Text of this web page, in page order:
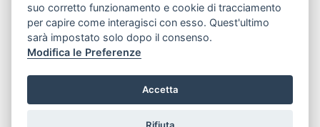
orari 10,40 - 13,30 / 14,00 - 19,30
suo corretto funzionamento e cookie di tracciamento
per capire come interagisci con esso. Quest'ultimo
sarà impostato solo dopo il consenso.
Modifica le Preferenze
Accetta
Rifiuta